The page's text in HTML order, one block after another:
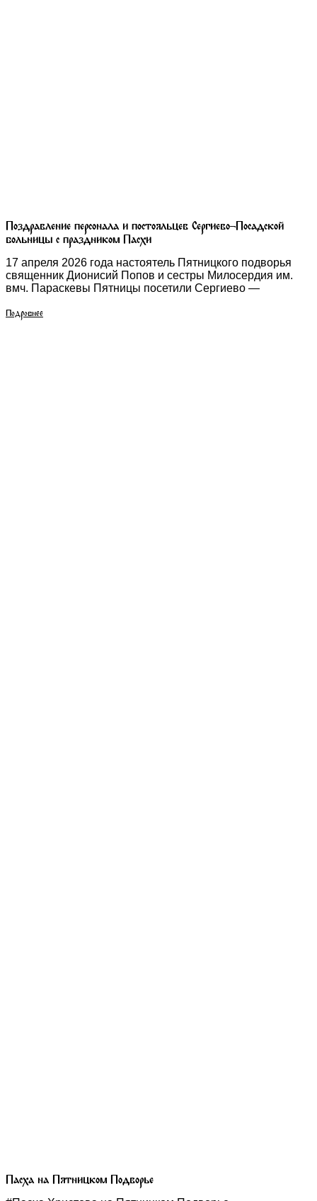
Поздравление персонала и постояльцев Сергиево-Посадской
больницы с праздником Пасхи
17 апреля 2026 года настоятель Пятницкого подворья
священник Дионисий Попов и сестры Милосердия им.
вмч. Параскевы Пятницы посетили Сергиево —
Подробнее
Пасха на Пятницком Подворье